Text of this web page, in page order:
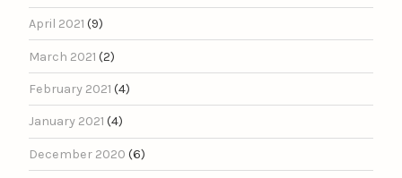
April 2021 (9)
March 2021 (2)
February 2021 (4)
January 2021 (4)
December 2020 (6)